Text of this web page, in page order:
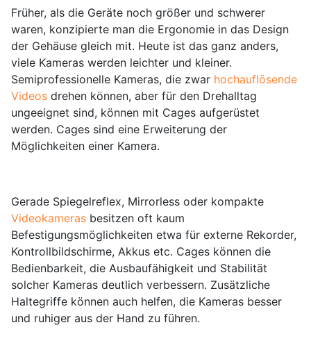
Früher, als die Geräte noch größer und schwerer
waren, konzipierte man die Ergonomie in das Design
der Gehäuse gleich mit. Heute ist das ganz anders,
viele Kameras werden leichter und kleiner.
Semiprofessionelle Kameras, die zwar hochauflösende
Videos drehen können, aber für den Drehalltag
ungeeignet sind, können mit Cages aufgerüstet
werden. Cages sind eine Erweiterung der
Möglichkeiten einer Kamera.
Gerade Spiegelreflex, Mirrorless oder kompakte
Videokameras besitzen oft kaum
Befestigungsmöglichkeiten etwa für externe Rekorder,
Kontrollbildschirme, Akkus etc. Cages können die
Bedienbarkeit, die Ausbaufähigkeit und Stabilität
solcher Kameras deutlich verbessern. Zusätzliche
Haltegriffe können auch helfen, die Kameras besser
und ruhiger aus der Hand zu führen.